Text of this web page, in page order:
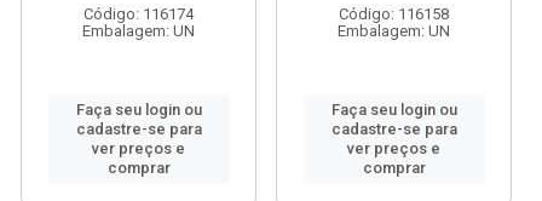
Código: 116174
Embalagem: UN
Faça seu login ou
cadastre-se para
ver preços e
comprar
Código: 116158
Embalagem: UN
Faça seu login ou
cadastre-se para
ver preços e
comprar